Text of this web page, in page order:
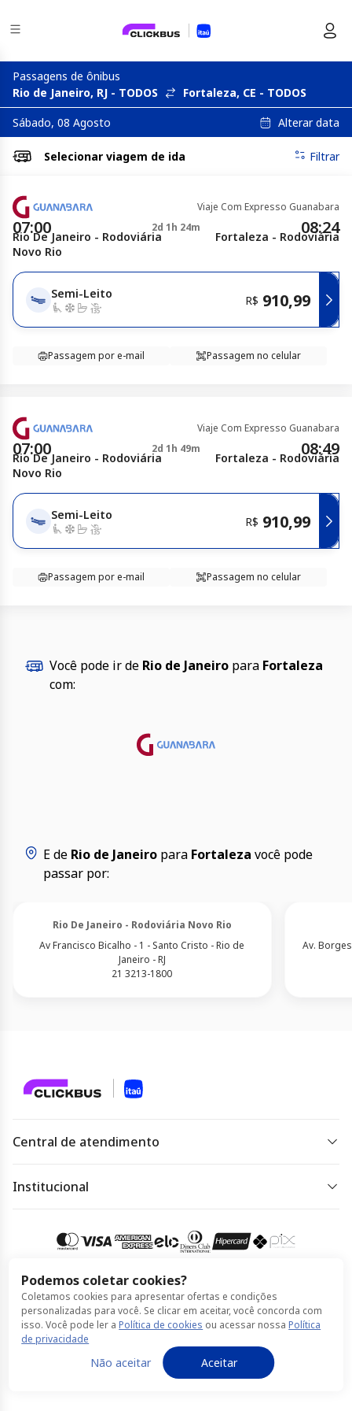
Passagens de ônibus
Rio de Janeiro, RJ - TODOS
Fortaleza, CE - TODOS
Sábado, 08 Agosto
Alterar data
Selecionar viagem de ida Filtrar
Viaje Com Expresso Guanabara
07:00 2d 1h 24m 08:24
Rio De Janeiro - Rodoviária
Novo Rio
Fortaleza - Rodoviária
Semi-Leito R$ 910,99
Passagem por e-mail Passagem no celular
Viaje Com Expresso Guanabara
07:00 2d 1h 49m 08:49
Rio De Janeiro - Rodoviária
Novo Rio
Fortaleza - Rodoviária
Semi-Leito R$ 910,99
Passagem por e-mail Passagem no celular
Você pode ir de Rio de Janeiropara Fortaleza
com:
E de Rio de Janeiro para Fortaleza você pode
passar por:
Rio De Janeiro - Rodoviária Novo Rio
Av Francisco Bicalho - 1 - Santo Cristo - Rio de
Janeiro - RJ
21 3213-1800
Av.
Podemos coletar cookies?
Coletamos cookies para apresentar ofertas e condições
personalizadas para você. Se clicar em aceitar, você concorda com
isso. Você pode ler aPolítica de cookies ou acessar nossaPolítica
de privacidade
Não aceitar Aceitar
Central de atendimento
Sábado, domingo e feriado das 09h às 18h.
atendimento
Institucional
Regulamento de ofertas
Política de Cookies
Termos de Uso
Compra 100% segura
© Itaú feito por ClickBus 2026
Política de Cookies Termos de Uso